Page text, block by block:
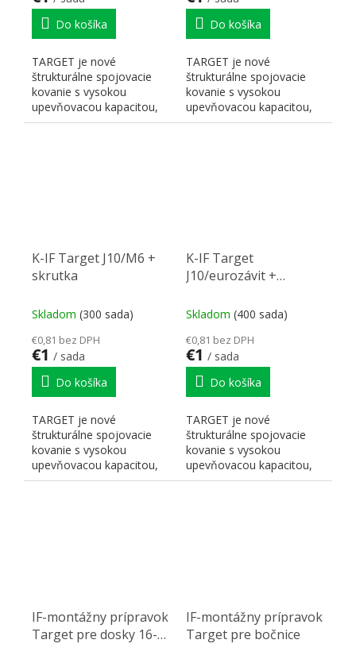
Do košíka
TARGET je nové
štrukturálne spojovacie
kovanie s vysokou
upevňovacou kapacitou,
vhodné na montáž s
Do košíka
TARGET je nové
štrukturálne spojovacie
kovanie s vysokou
upevňovacou kapacitou,
vhodné na montáž s
K-IF Target J10/M6 +
skrutka
Skladom (300 sada)
€0,81 bez DPH
€1 / sada
Do košíka
TARGET je nové
štrukturálne spojovacie
kovanie s vysokou
upevňovacou kapacitou,
vhodné na montáž s
K-IF Target
J10/eurozávit +
Skladom (400 sada)
€0,81 bez DPH
€1 / sada
Do košíka
TARGET je nové
štrukturálne spojovacie
kovanie s vysokou
upevňovacou kapacitou,
vhodné na montáž s
IF-montážny prípravok
Target pre dosky 16-
IF-montážny prípravok
Target pre bočnice